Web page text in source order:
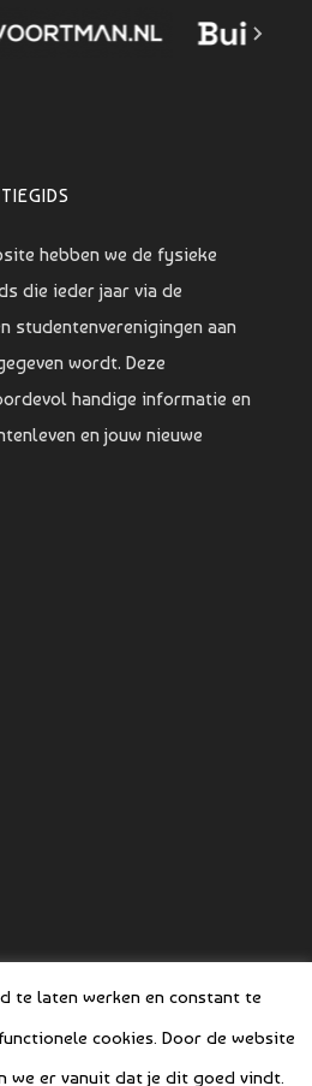
hebben we de fysieke
die ieder jaar via de
studentenverenigingen aan
wordt. Deze
handige informatie en
en jouw nieuwe
2022
te laten werken en constant te
cookies. Door de website
we er vanuit dat je dit goed vindt.